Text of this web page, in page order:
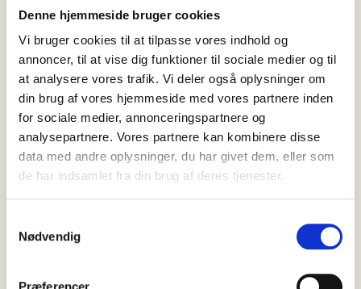
Denne hjemmeside bruger cookies
Vi bruger cookies til at tilpasse vores indhold og
annoncer, til at vise dig funktioner til sociale medier og til
at analysere vores trafik. Vi deler også oplysninger om
din brug af vores hjemmeside med vores partnere inden
for sociale medier, annonceringspartnere og
analysepartnere. Vores partnere kan kombinere disse
data med andre oplysninger, du har givet dem, eller som
de har indsamlet fra din brug af deres tjenester.
Nødvendig
Præferencer
Skagens beredskab lørdag eftermiddag, og siden fulgte
yderligere to…